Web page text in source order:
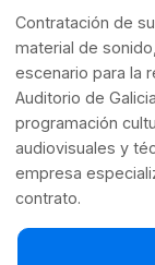
Contratación de
material de
escenario para la
Auditorio de
programación
audiovisuales y
empresa
contrato.